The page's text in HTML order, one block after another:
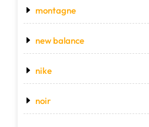
montagne
new balance
nike
noir